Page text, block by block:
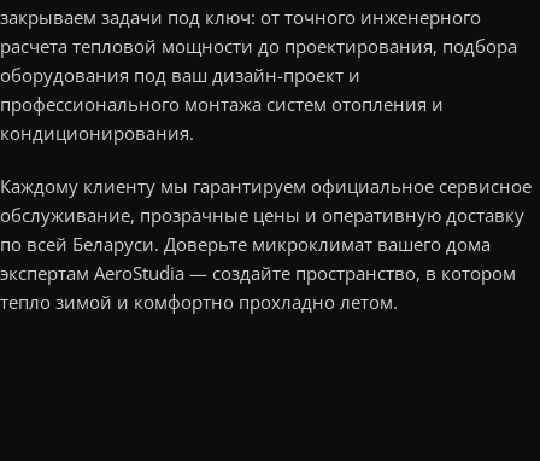
закрываем задачи под ключ: от точного инженерного
расчета тепловой мощности до проектирования, подбора
оборудования под ваш дизайн-проект и
профессионального монтажа систем отопления и
кондиционирования.
Каждому клиенту мы гарантируем официальное сервисное
обслуживание, прозрачные цены и оперативную доставку
по всей Беларуси. Доверьте микроклимат вашего дома
экспертам AeroStudia — создайте пространство, в котором
тепло зимой и комфортно прохладно летом.